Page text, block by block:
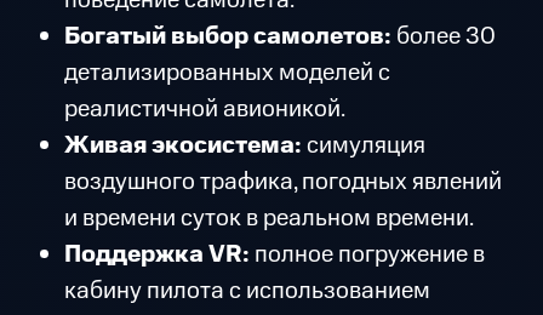
Богатый выбор самолетов: более 30
детализированных моделей с
реалистичной авионикой.
Живая экосистема:симуляция
воздушного трафика, погодных явлений
и времени суток в реальном времени.
Поддержка VR: полное погружение в
кабину пилота с использованием